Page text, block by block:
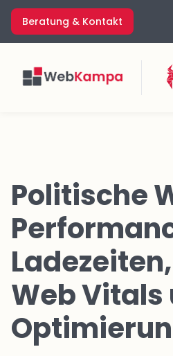
Zum
Inhalt
springen
Beratung & Kontakt
Politische
Web Vitals